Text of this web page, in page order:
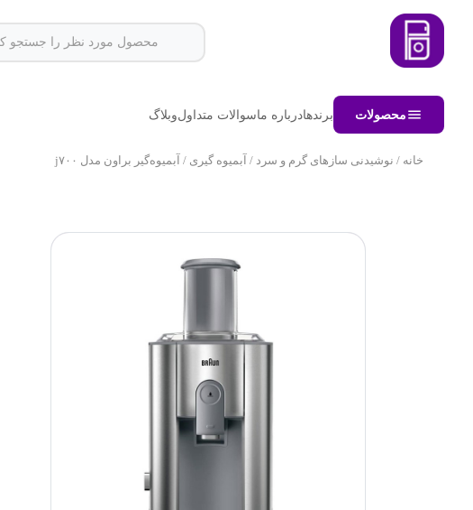
محصولات برندهادرباره ماسوالات متداولوبلاگ
خانه / نوشیدنی سازهای گرم و سرد / آبمیوه گیری / آبمیوه‌گیر براون مدل j۷۰۰